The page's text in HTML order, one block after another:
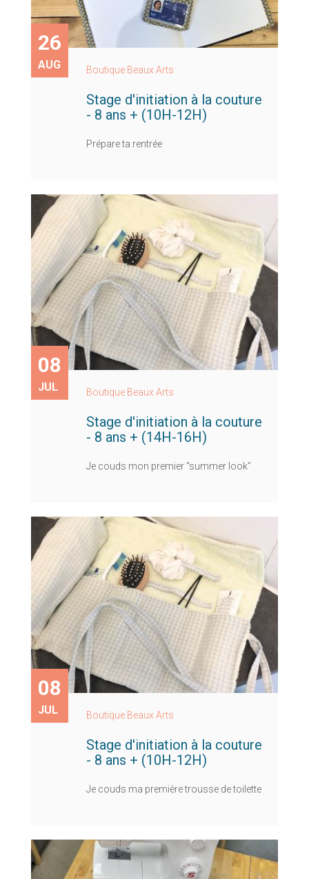
26
AUG Boutique Beaux Arts
Stage d'initiation à la couture
- 8 ans + (10H-12H)
Prépare ta rentrée
08
JUL Boutique Beaux Arts
Stage d'initiation à la couture
- 8 ans + (14H-16H)
Je couds mon premier "summer look"
08
JUL Boutique Beaux Arts
Stage d'initiation à la couture
- 8 ans + (10H-12H)
Je couds ma première trousse de toilette